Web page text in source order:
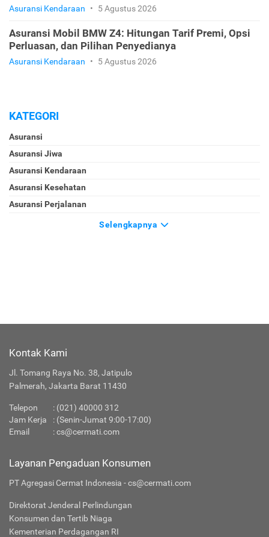
Asuransi Kendaraan • 5 Agustus 2026
Asuransi Mobil BMW Z4: Hitungan Tarif Premi, Opsi
Perluasan, dan Pilihan Penyedianya
Asuransi Kendaraan • 5 Agustus 2026
KATEGORI
Asuransi
Asuransi Jiwa
Asuransi Kendaraan
Asuransi Kesehatan
Asuransi Perjalanan
Selengkapnya
Kontak Kami
Jl. Tomang Raya No. 38, Jatipulo
Palmerah, Jakarta Barat 11430
Telepon : (021) 40000 312
Jam Kerja
: (Senin-Jumat 9:00-17:00)
Email
:cs@cermati.com
Layanan Pengaduan Konsumen
PT Agregasi Cermat Indonesia - cs@cermati.com
Direktorat Jenderal Perlindungan
Konsumen dan Tertib Niaga
Kementerian Perdagangan RI